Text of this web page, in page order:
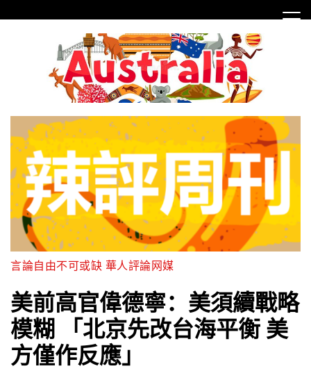
to
言論自由不可或缺 華人評論网媒
美前高官偉德寧：美須續戰略
模糊 「北京先改台海平衡 美
方僅作反應」